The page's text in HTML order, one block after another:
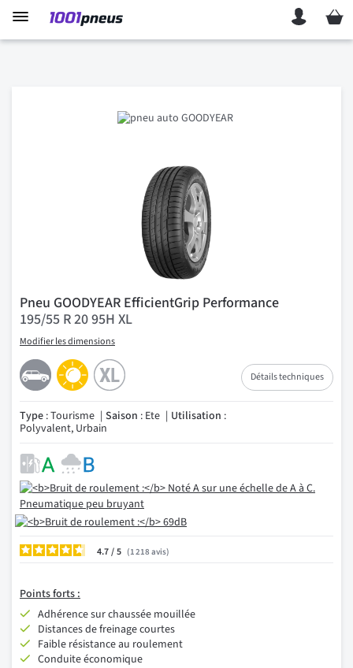
Mon
Pneu GOODYEAR EfficientGrip Performance
195/55 R 20 95H XL
Modifier les dimensions
Détails techniques
Type : Tourisme Saison : Ete Utilisation :
Polyvalent, Urbain
4.7/ 1 218 avis
Pointsforts :
Adhérence sur chaussée mouillée
Distances de freinage courtes
Faible résistance au roulement
Conduite économique